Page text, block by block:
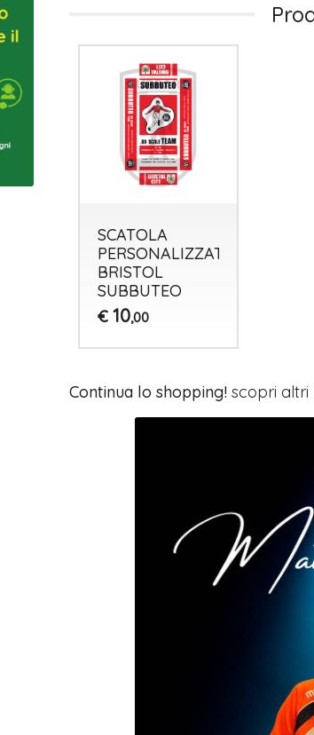
SCATOLA
PERSONALIZZATA
BRISTOL
SUBBUTEO
€ 10,00
Continua lo shopping!scopri altri